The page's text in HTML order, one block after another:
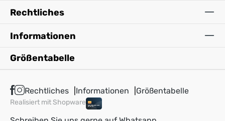
Rechtliches
Informationen
Größentabelle
Rechtliches Informationen Größentabelle
Realisiert mit Shopware